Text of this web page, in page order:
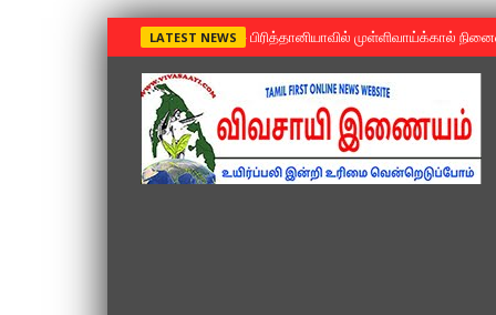
LATEST NEWS »பிரித்தானியாவில் முள்ளிவாய்க்கால்